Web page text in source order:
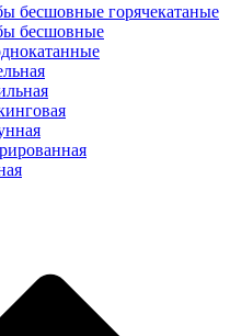
бесшовные горячекатаные
бесшовные